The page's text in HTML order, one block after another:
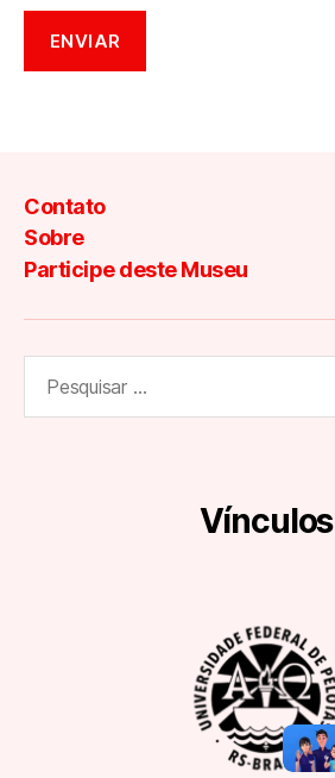
Contato
Sobre
Participe deste Museu
por:
Vínculos